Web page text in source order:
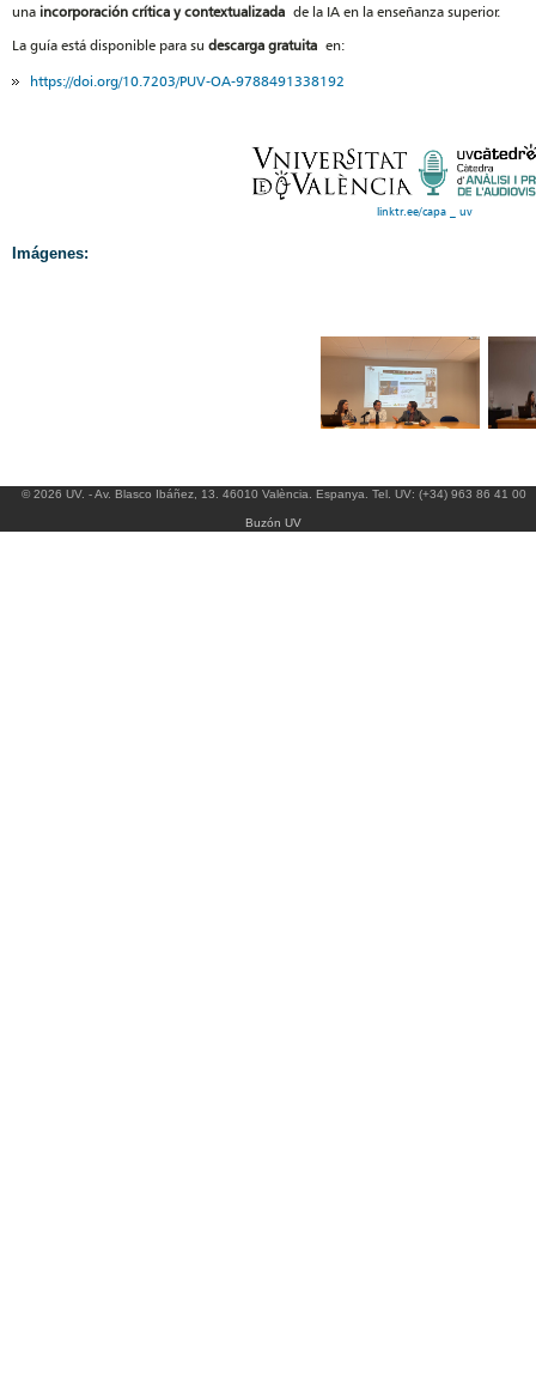
una incorporación crítica y contextualizada de la IA en la enseñanza superior.
La guía está disponible para sudescarga gratuita en:
https://doi.org/10.7203/PUV-OA-9788491338192
linktr.ee/capa _ uv
Imágenes:
© 2026 UV. - Av. Blasco Ibáñez, 13. 46010 València. Espanya. Tel. UV: (+34) 963 86 41 00
Buzón UV